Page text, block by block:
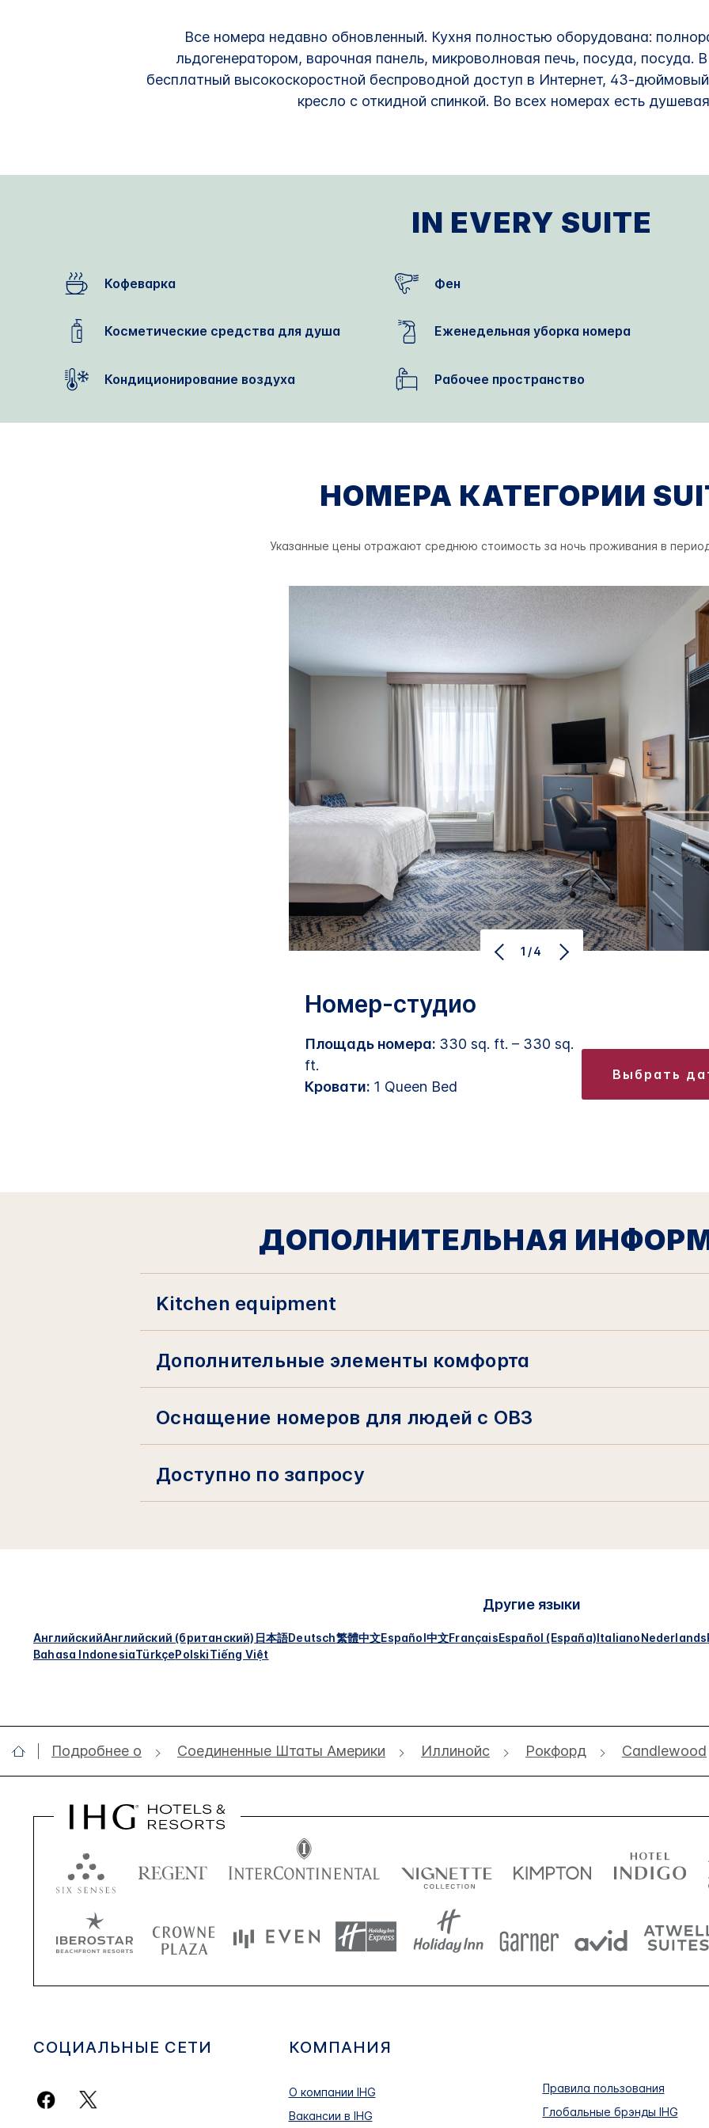
Все номера недавно обновленный. Кухня полностью оборудована:
льдогенератором, варочная панель, микроволновая печь, посуда,
бесплатный высокоскоростной беспроводной доступ в Интернет, 43-
кресло с откидной спинкой. Во всех номерах есть
IN EVERY SUITE
Кофеварка Фен
Косметические средства для душа Еженедельная уборка номера
Кондиционирование воздуха Рабочее пространство
НОМЕРА КАТЕГОРИИ
Указанные цены отражают среднюю стоимость за ночь проживания в
1/4
Номер-студио
Площадь номера: 330 sq. ft. – 330 sq.
ft.
Кровати: 1 Queen Bed
выбрать
ДОПОЛНИТЕЛЬНАЯ
Kitchen equipment
Дополнительные элементы комфорта
Оснащение номеров для людей с ОВЗ
Доступно по запросу
Другие языки
АнглийскийАнглийский (британский) 日本語Deutsch繁體中文Español中文FrançaisEspañol (España)ItalianoNederlands
Bahasa IndonesiaTürkçePolskiTiếng Việt
Подробнее о Соединенные Штаты Америки Иллинойс Рокфорд Candlewood
СОЦИАЛЬНЫЕ СЕТИ КОМПАНИЯ
О компании IHG
Вакансии в IHG
Правила пользования
Глобальные брэнды IHG